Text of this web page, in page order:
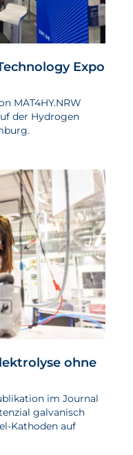
Expo
MAT4HY.NRW
der Hydrogen
ohne
im Journal
galvanisch
Kathoden auf